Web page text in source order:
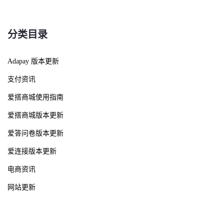
分类目录
Adapay 版本更新
支付资讯
爱搭商城使用指南
爱搭商城版本更新
爱答问卷版本更新
爱连接版本更新
电商资讯
网站更新